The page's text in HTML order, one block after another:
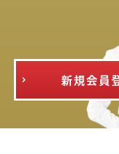
新規会員